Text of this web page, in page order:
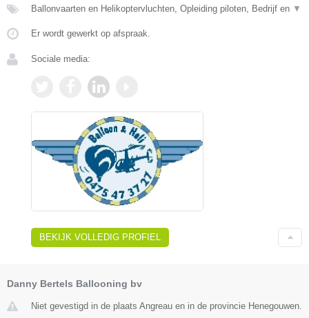
Ballonvaarten en Helikoptervluchten, Opleiding piloten, Bedrijf en ▼
Er wordt gewerkt op afspraak.
Sociale media:
BEKIJK VOLLEDIG PROFIEL
Danny Bertels Ballooning bv
Niet gevestigd in de plaats Angreau en in de provincie Henegouwen.